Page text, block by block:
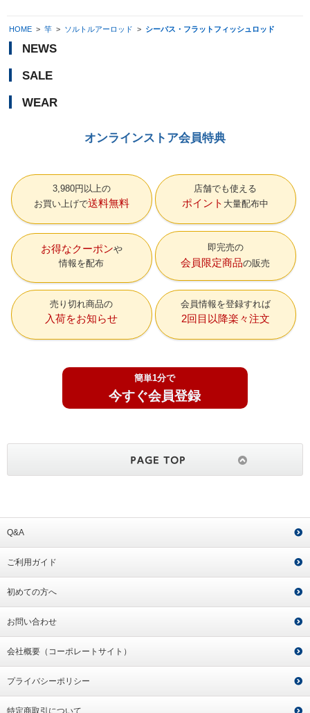
HOME > 竿 > ソルトルアーロッド > シーバス・フラットフィッシュロッド
NEWS
SALE
WEAR
オンラインストア会員特典
3,980円以上の
お買い上げで送料無料
店舗でも使える
ポイント 大量配布中
お得なクーポン
情報を配布
即完売の
会員限定商品の販売
売り切れ商品の
入荷をお知らせ
会員情報を登録すれば
2回目以降楽々注文
簡単1分で
今すぐ会員登録
Q&A
ご利用ガイド
初めての方へ
お問い合わせ
会社概要（コーポレートサイト）
プライバシーポリシー
特定商取引について